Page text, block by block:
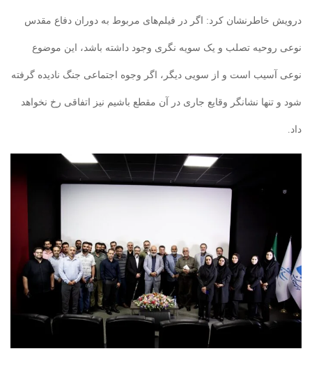
درویش خاطرنشان کرد: اگر در فیلم‌های مربوط به دوران دفاع مقدس
نوعی روحیه تصلب و یک سویه نگری وجود داشته باشد، این موضوع
نوعی آسیب است و از سویی دیگر، اگر وجوه اجتماعی جنگ نادیده گرفته
شود و تنها نشانگر وقایع جاری در آن مقطع باشیم نیز اتفاقی رخ نخواهد
داد.